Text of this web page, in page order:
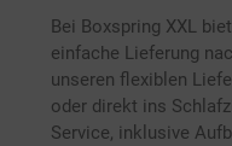
Bei Boxspring XXL
einfache Lieferung
unseren flexiblen
oder direkt ins
Service, inklusive